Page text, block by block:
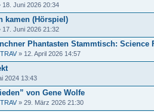
18. Juni 2026 20:34
kamen (Hörspiel)
17. Juni 2026 21:32
Phantasten Stammtisch:
» 12. April 2026 14:57
2024 13:43
von Gene Wolfe
» 29. März 2026 21:30